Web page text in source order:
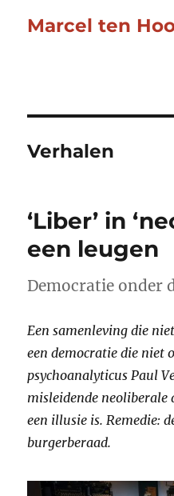
Marcel ten
Verhalen
‘Liber’ in
een leugen
Democratie onder
Een samenleving die
een democratie die niet
psychoanalyticus Paul
misleidende
een illusie is. Remedie:
burgerberaad.